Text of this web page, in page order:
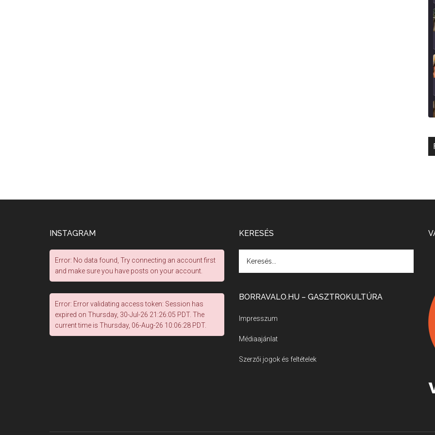
INSTAGRAM
Error: No data found, Try connecting an account first
and make sure you have posts on your account.
Error: Error validating access token: Session has
expired on Thursday, 30-Jul-26 21:26:05 PDT. The
current time is Thursday, 06-Aug-26 10:06:28 PDT.
KERESÉS
BORRAVALO.HU – GASZTROKULTÚRA
Impresszum
Médiaajánlat
Szerzői jogok és feltételek